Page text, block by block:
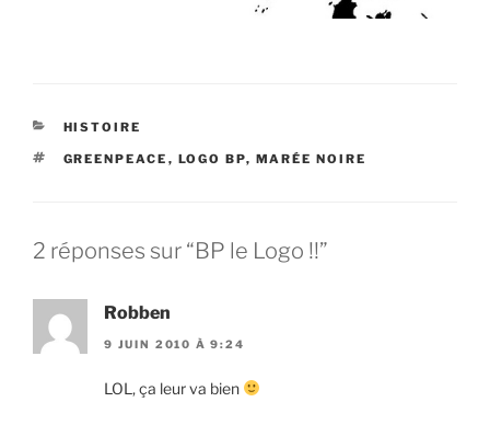
CATÉGORIES
HISTOIRE
ÉTIQUETTES
GREENPEACE , LOGO BP, MARÉE NOIRE
2 réponses sur “BP le Logo !!”
Robben
9 JUIN 2010 À 9:24
LOL, ça leur va bien